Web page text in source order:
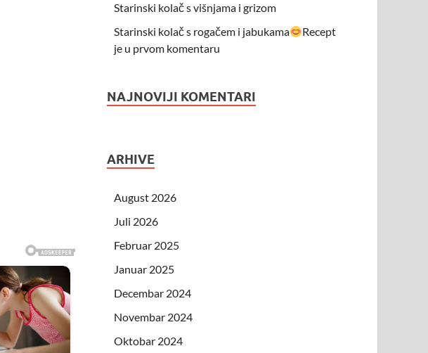
Starinski kolač s višnjama i grizom
Starinski kolač s rogačem i jabukama
Recept
je u prvom komentaru
NAJNOVIJI KOMENTARI
ARHIVE
August 2026
Juli 2026
Februar 2025
Januar 2025
Decembar 2024
Novembar 2024
Oktobar 2024